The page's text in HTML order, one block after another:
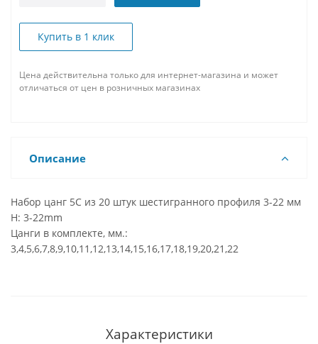
Купить в 1 клик
Цена действительна только для интернет-магазина и может
отличаться от цен в розничных магазинах
Описание
Набор цанг 5C из 20 штук шестигранного профиля 3-22 мм
H: 3-22mm
Цанги в комплекте, мм.:
3,4,5,6,7,8,9,10,11,12,13,14,15,16,17,18,19,20,21,22
Характеристики